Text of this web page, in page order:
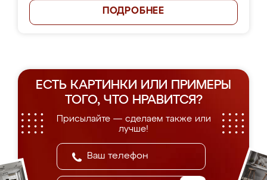
ПОДРОБНЕЕ
ЕСТЬ КАРТИНКИ ИЛИ ПРИМЕРЫ
ТОГО, ЧТО НРАВИТСЯ?
Присылайте — сделаем также или
лучше!